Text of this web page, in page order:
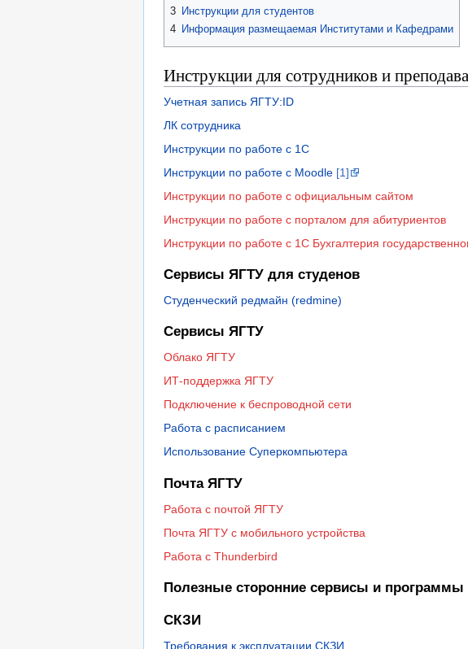
3 Инструкции для студентов
4 Информация размещаемая Институтами и Кафедрами
Инструкции для сотрудников и
Учетная запись ЯГТУ:ID
ЛК сотрудника
Инструкции по работе с 1С
Инструкции по работе с Moodle [1]
Инструкции по работе с официальным сайтом
Инструкции по работе с порталом для абитуриентов
Инструкции по работе с 1С Бухгалтерия
Сервисы ЯГТУ для студенов
Студенческий редмайн (redmine)
Сервисы ЯГТУ
Облако ЯГТУ
ИТ-поддержка ЯГТУ
Подключение к беспроводной сети
Работа с расписанием
Использование Суперкомпьютера
Почта ЯГТУ
Работа с почтой ЯГТУ
Почта ЯГТУ с мобильного устройства
Работа с Thunderbird
Полезные сторонние сервисы и программы
СКЗИ
Требования к эксплуатации СКЗИ